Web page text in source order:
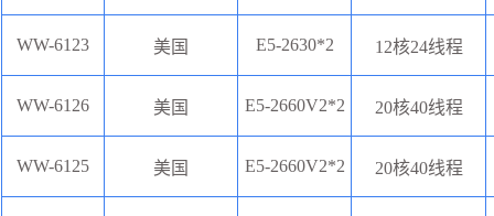
WW-6123 美国 E5-2630*2 12核24线程
WW-6126 美国 E5-2660V2*2 20核40线程
WW-6125 美国 E5-2660V2*2 20核40线程